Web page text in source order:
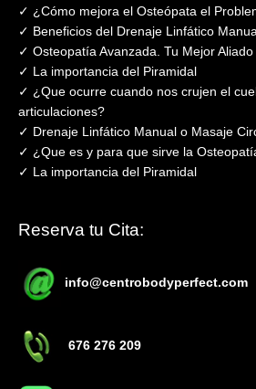
✓ ¿Cómo mejora el Osteópata el
✓ Beneficios del Drenaje Linfático
✓ Osteopatía Avanzada. Tu Mejor
✓ La importancia del Piramidal
✓ ¿Que ocurre cuando nos crujen el
articulaciones?
✓ Drenaje Linfático Manual o Masaje
✓ ¿Que es y para que sirve la
✓ La importancia del Piramidal
Reserva tu Cita:
info@centrobodyperfect.com
676 276 209